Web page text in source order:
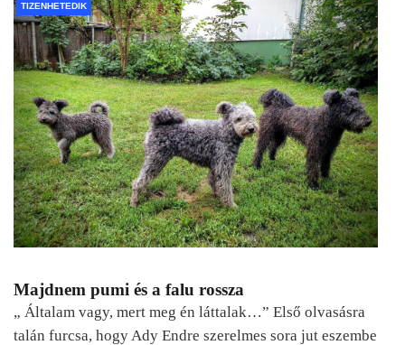
TIZENHETEDIK
Majdnem pumi és a falu rossza
„ Általam vagy, mert meg én láttalak…” Első olvasásra
talán furcsa, hogy Ady Endre szerelmes sora jut eszembe